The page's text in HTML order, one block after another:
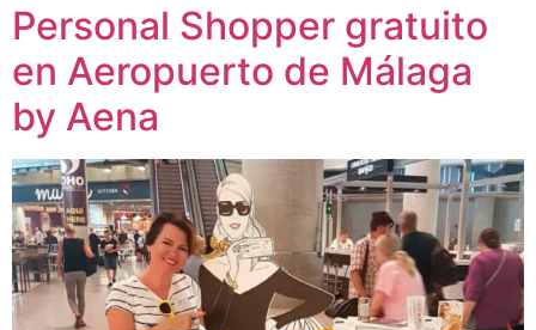
Personal Shopper gratuito
en Aeropuerto de Málaga
by Aena